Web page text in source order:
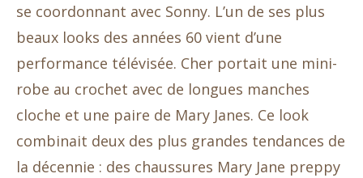
se coordonnant avec Sonny. L’un de ses plus
beaux looks des années 60 vient d’une
performance télévisée. Cher portait une mini-
robe au crochet avec de longues manches
cloche et une paire de Mary Janes. Ce look
combinait deux des plus grandes tendances de
la décennie : des chaussures Mary Jane preppy